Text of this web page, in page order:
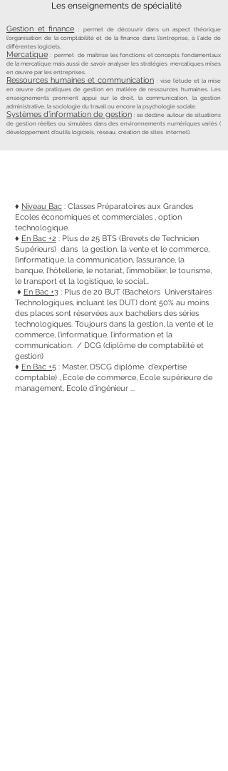
Les enseignements de spécialité
Gestion et finance :
permet de découvrir dans un aspect théorique
l’organisation de la comptabilité et de la finance dans l’entreprise, à l’aide de
différentes logiciels.
Mercatique : permet de maîtrise les fonctions et concepts fondamentaux
de la mercatique mais aussi de savoir analyser les stratégies mercatiques mises
en œuvre par les entreprises.
Ressources humaines et communication : vise l’étude et la mise
en œuvre de pratiques de gestion en matière de ressources humaines. Les
enseignements prennent appui sur le droit, la communication, la gestion
administrative, la sociologie du travail ou encore la psychologie sociale.
Systèmes d’information de gestion : se décline autour de situations
de gestion réelles ou simulées dans des environnements numériques variés (
développement d’outils logiciels, réseau, création de sites internet).
♦ Niveau Bac : Classes Préparatoires aux Grandes
Ecoles économiques et commerciales , option
technologique.
♦ En Bac +2 : Plus de 25 BTS (Brevets de Technicien
Supérieurs) dans la gestion, la vente et le commerce,
l’informatique, la communication, l’assurance, la
banque, l’hôtellerie, le notariat, l’immobilier, le tourisme,
le transport et la logistique, le social…
♦ En Bac +3 : Plus de 20 BUT (Bachelors Universitaires
Technologiques, incluant les DUT) dont 50% au moins
des places sont réservées aux bacheliers des séries
technologiques. Toujours dans la gestion, la vente et le
commerce, l’informatique, l’information et la
communication. / DCG (diplôme de comptabilité et
gestion)
♦ En Bac +5 : Master, DSCG diplôme d’expertise
comptable) , Ecole de commerce, Ecole supérieure de
management, Ecole d’ingénieur ...